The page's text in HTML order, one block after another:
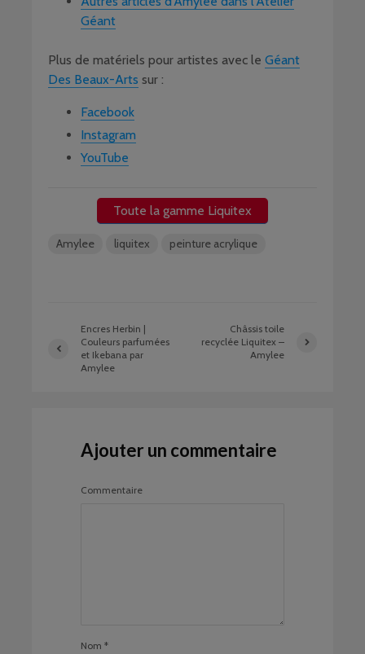
Géant
Plus de matériels pour artistes avec le Géant
Des Beaux-Arts sur :
Facebook
Instagram
YouTube
Toute la gamme Liquitex
Amylee liquitex peinture acrylique
Encres Herbin |
Couleurs parfumées
et Ikebana par
Amylee
Châssis toile
recyclée Liquitex –
Amylee
Ajouter un commentaire
Commentaire
Nom *